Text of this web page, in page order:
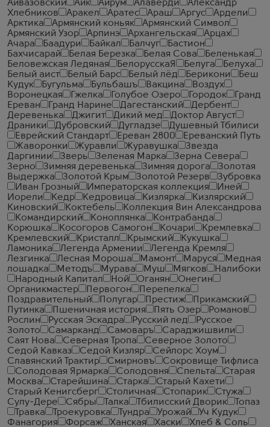
Айвазовский Айк Айрум Алаверди
Александр
Хлебников
Аракел Аратес Араш Аргус
Ардели
Арктика
Армянский коньяк
Армянский Символ
Армянский Узор
Арпинэ Архангельская
Арцах
Ачара
Баадури Байкал Балчуг
Бастион
Бахчисарай
Белая Березка Белая Сова
Беленькая
Беловежская Ледяная
БелорусскаЯ Белуга
Белуха
Белый аист
Белый Барс Белый лёд Берикони
Беш
Кудук
Бугульма Бульбашъ Вакцина
Воздух
Воронецкая
Гжелка Голубое Озеро Городок
Гранд
Ереван
Гранд Нарине Дагестанский
Дербент
Деревенька
Джигит Дикий мед
Доктор Август
Драники
Дубровский Дугладзе
Душевный Тбилиси
Еврейский Стандарт
Ереван 2800
Ереванский Путь
Жаворонки
Журавли Журавушка
Звезда
Даргинии
Зверь Зеленая Марка
Зерна Севера
Зерно
Зимняя деревенька Зимняя дорога
Золотая
Выдержка
Золотой Крым Золотой Резерв
Зубровка
Иван Грозный
Императорская коллекция
Иней
Иорели
Кедр Кедровица Кизлярка
Кизлярский
Киновский
Коктебель
Коллекция Вин Александрова
Командирский
Коноплянка
Контрабанда
Корюшка
Косогоров Самогон Кочари
Кремлевка
Кремлевский
Кристалл Крымский
Кукушка
Ламоника
Легенда Армении
Легенда Кремля
Лезгинка
Лесная Мороша Мамонт Маруся
Медная
лошадка
Методъ Мурава Муш Мягков
Налибоки
Народный Капитал
Ной Оганян
Онегин
Органикмастер
Первогон
Перепелка
Поздравительный
Полугар Престиж
Прикамский
Путинка
Пшеничная история Пять Озер
Романов
Рослин
Русская Эскадра Русский лед
Русское
Золото
Самарканд Самоваръ
Сараджишвили
Саят Нова
Северная Тропа
Северное Золото
Седой Кавказ
Седой Кизляр
Сейлорс Хоум
Славянский Трактир
Смирновъ
Сокровище Тифлиса
Солодовая Ярмарка
Солодовня Спельта
Старая
Москва
Старейшина Старка
Старый Кахети
Старый Кенигсберг
Столичная Стопарик
Стужа
Сулу-Дере
Сябры Талка Тбилисский Дворик
Топаз
Травка
Троекуровка Тундра Урожай
Уч Кудук
Фанагория
Форсаж Ханская Хаски
Хлеб & Соль